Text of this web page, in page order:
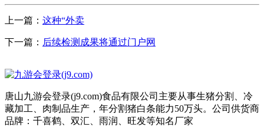
上一篇： 这种“外卖
下一篇： 后续检测成果将通过门户网
唐山九游会登录(j9.com)食品有限公司主要从事生猪分割、冷
藏加工、肉制品生产，年分割猪白条能力50万头。公司供货商
品牌：千喜鹤、双汇、雨润、旺发等知名厂家